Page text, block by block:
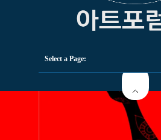
Select a Page: